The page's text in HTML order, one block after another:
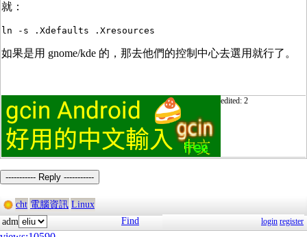
就：
如果是用 gnome/kde 的，那去他們的控制中心去選用就行了。
edited: 2
----------- Reply -----------
cht 電腦資訊 Linux
adm
Find login register